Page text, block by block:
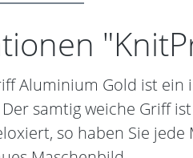
Aluminium Gold ist
samtig weiche Griff
so haben Sie